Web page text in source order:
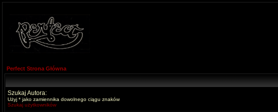
Perfect Strona Główna
Szukaj Autora:
Użyj * jako zamiennika dowolnego ciągu znaków
Szukaj użytkowników